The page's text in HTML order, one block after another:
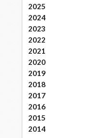
2025
2024
2023
2022
2021
2020
2019
2018
2017
2016
2015
2014